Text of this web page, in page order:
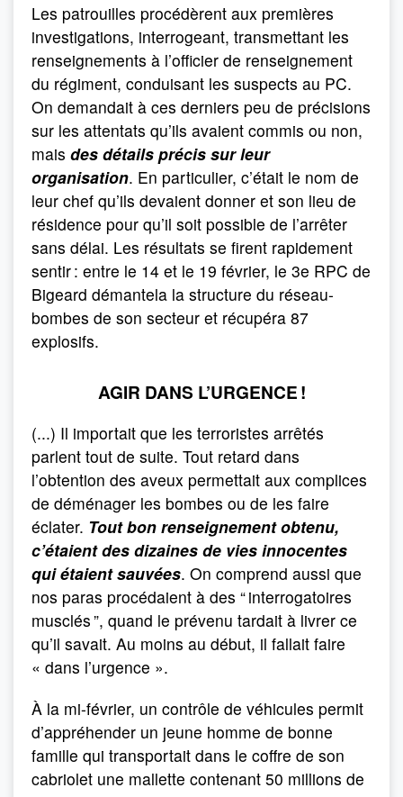
Les patrouilles procédèrent aux premières
investigations, interrogeant, transmettant les
renseignements à l’officier de renseignement
du régiment, conduisant les suspects au PC.
On demandait à ces derniers peu de précisions
sur les attentats qu’ils avaient commis ou non,
mais des détails précis sur leur
organisation. En particulier, c’était le nom de
leur chef qu’ils devaient donner et son lieu de
résidence pour qu’il soit possible de l’arrêter
sans délai. Les résultats se firent rapidement
sentir : entre le 14 et le 19 février, le 3e RPC de
Bigeard démantela la structure du réseau-
bombes de son secteur et récupéra 87
explosifs.
AGIR DANS L’URGENCE !
(...) Il importait que les terroristes arrêtés
parlent tout de suite. Tout retard dans
l’obtention des aveux permettait aux complices
de déménager les bombes ou de les faire
éclater. Tout bon renseignement obtenu,
c’étaient des dizaines de vies innocentes
qui étaient sauvées. On comprend aussi que
nos paras procédaient à des “ interrogatoires
musclés ”, quand le prévenu tardait à livrer ce
qu’il savait. Au moins au début, il fallait faire
« dans l’urgence ».
À la mi-février, un contrôle de véhicules permit
d’appréhender un jeune homme de bonne
famille qui transportait dans le coffre de son
cabriolet une mallette contenant 50 millions de